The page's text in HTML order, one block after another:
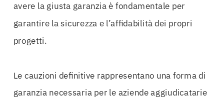
avere la giusta garanzia è fondamentale per
garantire la sicurezza e l’affidabilità dei propri
progetti.
Le cauzioni definitive rappresentano una forma di
garanzia necessaria per le aziende aggiudicatarie